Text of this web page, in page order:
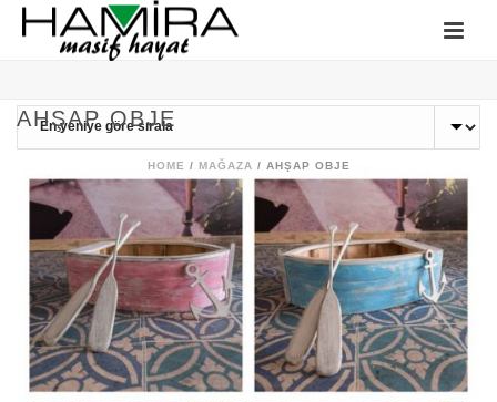
AHŞAP OBJE
HOME / MAĞAZA / AHŞAP OBJE